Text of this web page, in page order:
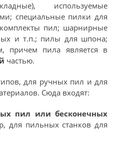
используемые
специальные пилки для
пил; шарнирные
и т.п.; пилы для шпона;
причем пила является в
частью.
для ручных пил и для
Сюда входят:
пил или бесконечных
для пильных станков для